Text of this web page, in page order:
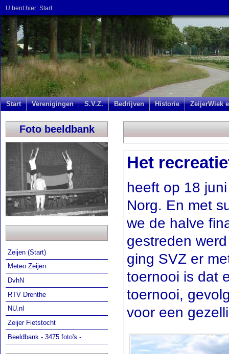
U bent hier: Start
Start Verenigingen S.V.Z. Bedrijven Historie ZeijerWiek
Foto beeldbank
Zeijen (Start)
Meteo Zeijen
DvhN
RTV Drenthe
NU.nl
Zeijer Fietstocht
Beeldbank - 3475 foto's -
Het
heeft op 18
Norg. En met
we de halve
gestreden
ging SVZ er
toernooi is dat
toernooi,
voor een